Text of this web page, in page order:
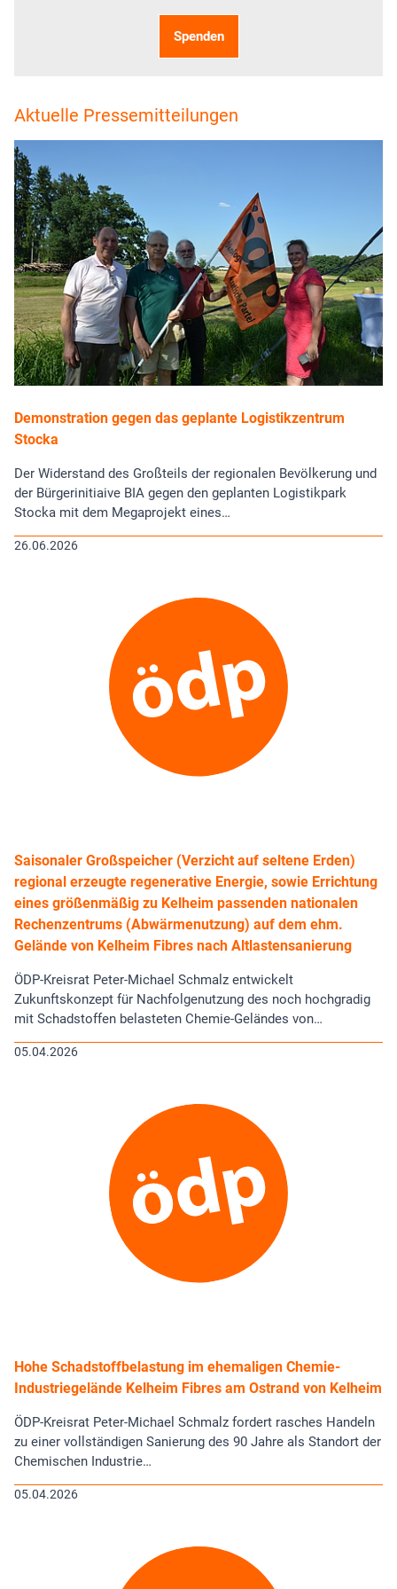
Spenden
Aktuelle Pressemitteilungen
Demonstration gegen das geplante Logistikzentrum
Stocka
Der Widerstand des Großteils der regionalen Bevölkerung und
der Bürgerinitiaive BIA gegen den geplanten Logistikpark
Stocka mit dem Megaprojekt eines…
26.06.2026
Saisonaler Großspeicher (Verzicht auf seltene Erden)
regional erzeugte regenerative Energie, sowie Errichtung
eines größenmäßig zu Kelheim passenden nationalen
Rechenzentrums (Abwärmenutzung) auf dem ehm.
Gelände von Kelheim Fibres nach Altlastensanierung
ÖDP-Kreisrat Peter-Michael Schmalz entwickelt
Zukunftskonzept für Nachfolgenutzung des noch hochgradig
mit Schadstoffen belasteten Chemie-Geländes von…
05.04.2026
Hohe Schadstoffbelastung im ehemaligen Chemie-
Industriegelände Kelheim Fibres am Ostrand von Kelheim
ÖDP-Kreisrat Peter-Michael Schmalz fordert rasches Handeln
zu einer vollständigen Sanierung des 90 Jahre als Standort der
Chemischen Industrie…
05.04.2026